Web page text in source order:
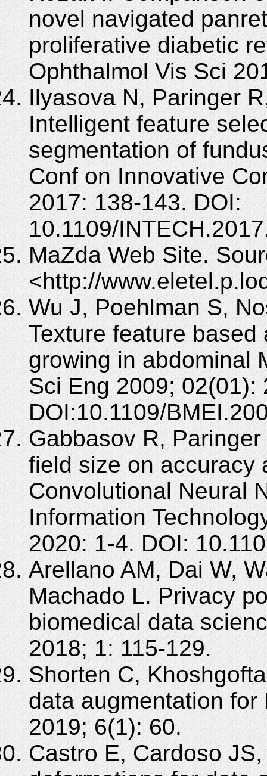
novel navigated
proliferative diabetic
Ophthalmol Vis Sci
Ilyasova N, Paringer
Intelligent feature
segmentation of
Conf on Innovative
2017: 138-143. DOI:
10.1109/
MaZda Web Site.
<http://
Wu J, Poehlman S,
Texture feature
growing in abdominal
Sci Eng 2009; 02(01):
DOI:10.1109/
Gabbasov R,
field size on accuracy
Convolutional Neural
Information
2020: 1-4. DOI:
Arellano AM, Dai W,
Machado L. Privacy
biomedical data
2018; 1: 115-129.
Shorten C,
data augmentation
2019; 6(1): 60.
Castro E, Cardoso